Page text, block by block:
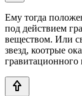
Ему тогда
под действием
веществом. Или
звезд, коотрые
гравитационного